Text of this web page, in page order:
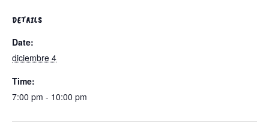
DETAILS
Date:
diciembre 4
Time:
7:00 pm - 10:00 pm